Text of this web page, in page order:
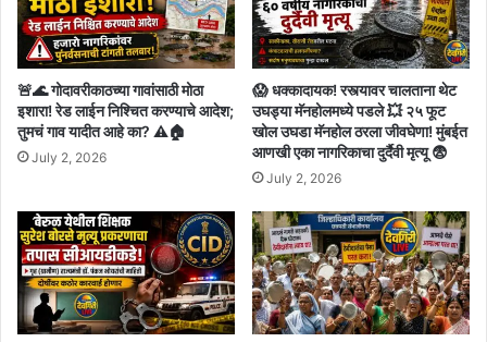
🚨🌊 गोदावरीकाठच्या गावांसाठी मोठा
इशारा! रेड लाईन निश्चित करण्याचे आदेश;
तुमचं गाव यादीत आहे का? ⚠️🏠
July 2, 2026
😱 धक्कादायक! रस्त्यावर चालताना थेट
उघड्या मॅनहोलमध्ये पडले 💥 २५ फूट
खोल उघडा मॅनहोल ठरला जीवघेणा! मुंबईत
आणखी एका नागरिकाचा दुर्दैवी मृत्यू 😨
July 2, 2026